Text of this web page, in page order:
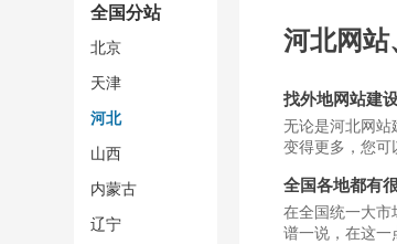
全国分站
北京
天津
河北
山西
内蒙古
辽宁
河北网站
找外地网站建
无论是河北网站
变得更多，您可
全国各地都有
在全国统一大市
谱一说，在这一